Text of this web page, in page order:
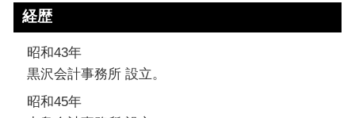
経歴
昭和43年
黒沢会計事務所 設立。
昭和45年